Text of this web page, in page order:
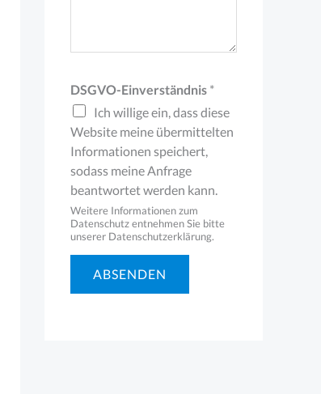
DSGVO-Einverständnis *
Ich willige ein, dass diese
Website meine übermittelten
Informationen speichert,
sodass meine Anfrage
beantwortet werden kann.
Weitere Informationen zum
Datenschutz entnehmen Sie bitte
unserer Datenschutzerklärung.
ABSENDEN